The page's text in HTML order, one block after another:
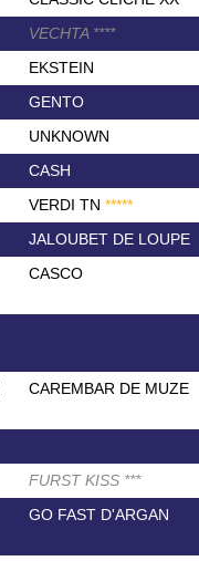
VECHTA ****
EKSTEIN
GENTO
UNKNOWN
CASH
VERDI TN *****
JALOUBET DE LOUPE
CASCO
CAREMBAR DE MUZE
FURST KISS ***
GO FAST D'ARGAN